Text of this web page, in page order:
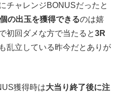
チャレンジBONUSだったと
の出玉を獲得できるのは嬉
初回ダメな方で当たると3R
乱立している昨今だとありが
獲得時は大当り終了後に注